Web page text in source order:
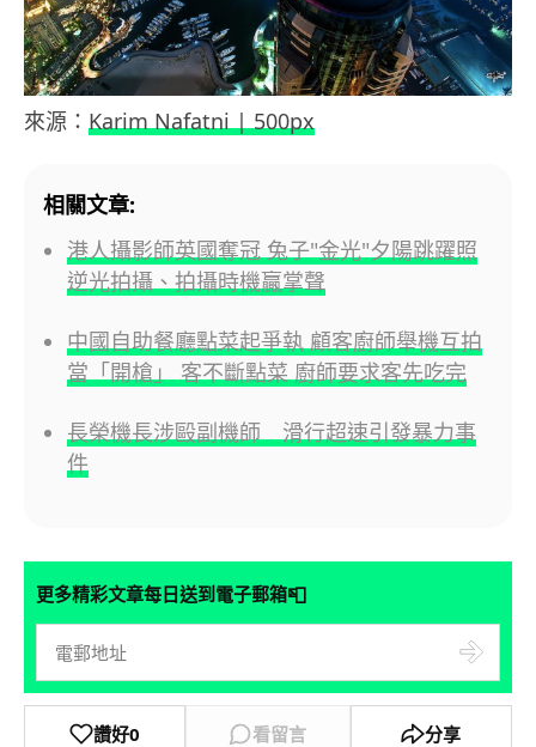
來源： Karim Nafatni | 500px
相關文章:
港人攝影師英國奪冠 兔子"金光"夕陽跳躍照
逆光拍攝、拍攝時機贏掌聲
中國自助餐廳點菜起爭執 顧客廚師舉機互拍
當「開槍」 客不斷點菜 廚師要求客先吃完
長榮機長涉毆副機師 滑行超速引發暴力事
件
更多精彩文章每日送到電子郵箱📮
讚好0 看留言 分享